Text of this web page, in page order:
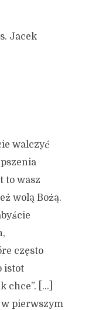
Jacek
walczyć
to wasz
wolą Bożą.
często
istot
chce”. […]
pierwszym